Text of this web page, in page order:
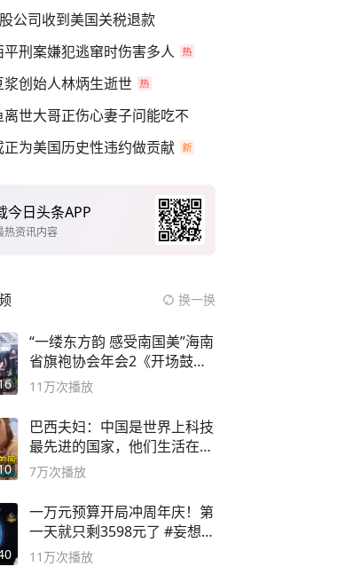
公司收到美国关税退款
平刑案嫌犯逃窜时伤害多人
浆创始人林炳生逝世
离世大哥正伤心妻子问能吃不
正为美国历史性违约做贡献
今日头条APP
热资讯内容
换一换
“一缕东方韵 感受南国美”海南
省旗袍协会年会2《开场鼓》
二团
11万次播放
巴西夫妇：中国是世界上科技
最先进的国家，他们生活在
2999年
7万次播放
一万元预算开局冲周年庆！第
一天就只剩3598元了 #妄想山
海
11万次播放